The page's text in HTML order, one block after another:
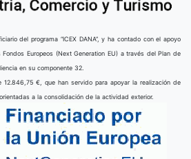
del programa “ICEX DANA”, y ha contado con el apoyo
Europeos (Next Generation EU) a través del Plan de
en su componente 32.
€, que han servido para apoyar la realización de
a la consolidación de la actividad exterior.